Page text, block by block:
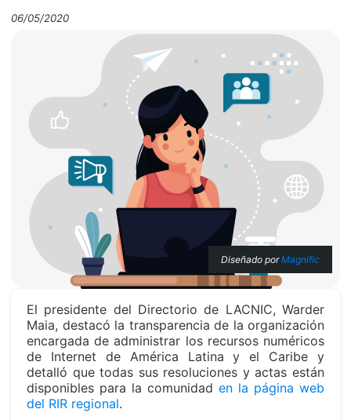
06/05/2020
Diseñado porMagnific
El presidente del Directorio de LACNIC, Warder
Maia, destacó la transparencia de la organización
encargada de administrar los recursos numéricos
de Internet de América Latina y el Caribe y
detalló que todas sus resoluciones y actas están
disponibles para la comunidad en la página web
del RIR regional.